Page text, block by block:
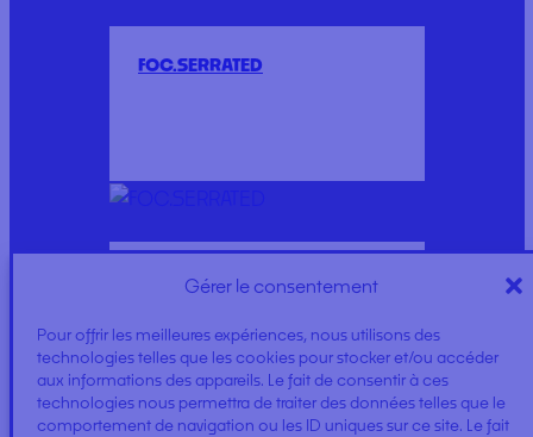
Gérer le consentement
Pour offrir les meilleures expériences, nous utilisons des
technologies telles que les cookies pour stocker et/ou accéder
aux informations des appareils. Le fait de consentir à ces
technologies nous permettra de traiter des données telles que le
comportement de navigation ou les ID uniques sur ce site. Le fait
FOC.SERRATED
WHITE DEE